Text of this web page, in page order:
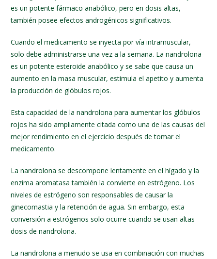
es un potente fármaco anabólico, pero en dosis altas,
también posee efectos androgénicos significativos.
Cuando el medicamento se inyecta por vía intramuscular,
solo debe administrarse una vez a la semana. La nandrolona
es un potente esteroide anabólico y se sabe que causa un
aumento en la masa muscular, estimula el apetito y aumenta
la producción de glóbulos rojos.
Esta capacidad de la nandrolona para aumentar los glóbulos
rojos ha sido ampliamente citada como una de las causas del
mejor rendimiento en el ejercicio después de tomar el
medicamento.
La nandrolona se descompone lentamente en el hígado y la
enzima aromatasa también la convierte en estrógeno. Los
niveles de estrógeno son responsables de causar la
ginecomastia y la retención de agua. Sin embargo, esta
conversión a estrógenos solo ocurre cuando se usan altas
dosis de nandrolona.
La nandrolona a menudo se usa en combinación con muchas